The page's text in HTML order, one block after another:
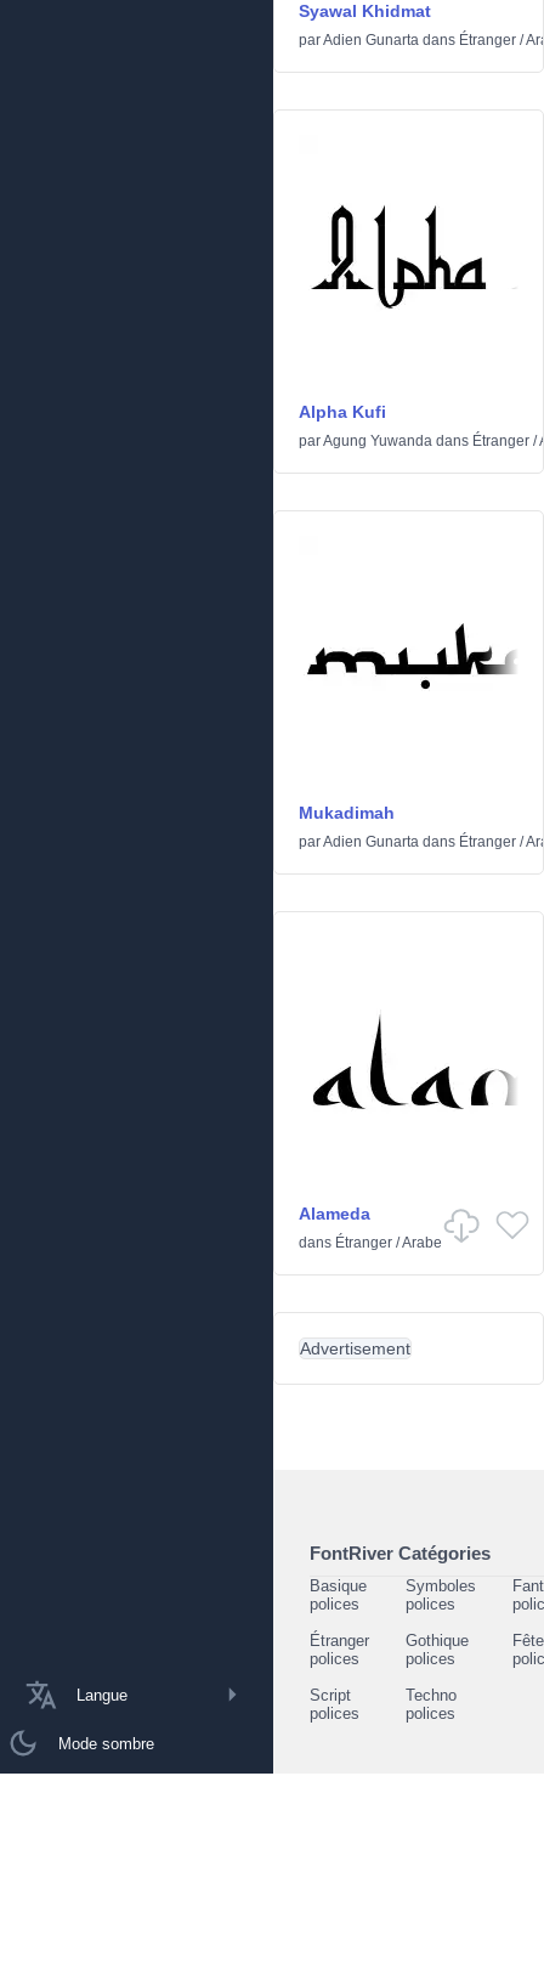
Langue
Mode sombre
Syawal Khidmat
parAdien Gunarta dans Étranger /
Alpha Kufi
parAgung Yuwanda dans Étranger /
Mukadimah
parAdien Gunarta dans Étranger /
Alameda
dans Étranger /Arabe
Advertisement
FontRiver Catégories
Basique
polices
Symboles
polices
Étranger
polices
Gothique
polices
Script
polices
Techno
polices